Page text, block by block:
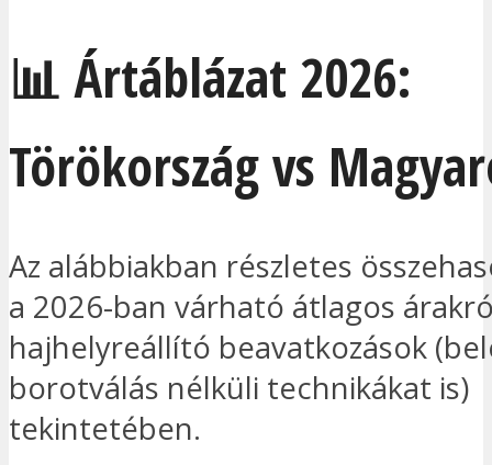
📊 Ártáblázat 2026:
Törökország vs
Az alábbiakban részletes
a 2026-ban várható átlagos
hajhelyreállító beavatkozások
borotválás nélküli technikákat is)
tekintetében.